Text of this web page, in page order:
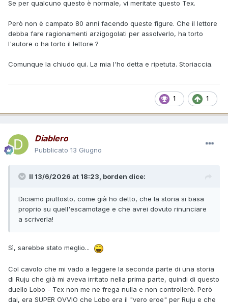
Se per qualcuno questo è normale, vi meritate questo Tex.
Però non è campato 80 anni facendo queste figure. Che il lettore
debba fare ragionamenti arzigogolati per assolverlo, ha torto
l'autore o ha torto il lettore ?
Comunque la chiudo qui. La mia l'ho detta e ripetuta. Storiaccia.
1 1
Diablero
Pubblicato 13 Giugno
Il 13/6/2026 at 18:23, borden dice:
Diciamo piuttosto, come già ho detto, che la storia si basa
proprio su quell'escamotage e che avrei dovuto rinunciare
a scriverla!
Sì, sarebbe stato meglio...
Col cavolo che mi vado a leggere la seconda parte di una storia
di Ruju che già mi aveva irritato nella prima parte, quindi di questo
duello Lobo - Tex non me ne frega nulla e non controllerò. Però
dai, era SUPER OVVIO che Lobo era il "vero eroe" per Ruju e che